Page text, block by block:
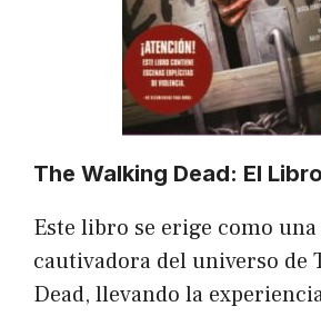
The Walking Dead: El
Este libro se erige como
cautivadora del universo de
Dead, llevando la